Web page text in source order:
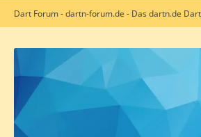
Dart Forum - dartn-forum.de - Das dartn.de